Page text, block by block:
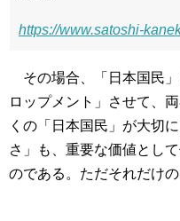
https://www.satoshi-
その場合、「日本国民
ロップメント」させて、
くの「日本国民」が大切
さ」も、重要な価値とし
のである。ただそれだけの